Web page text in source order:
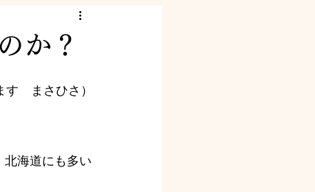
か？
　まさひさ）
海道にも多い